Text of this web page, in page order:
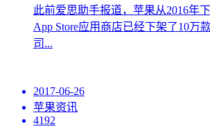
此前爱思助手报道，苹果从2016年
App Store应用商店已经下架了10万
司...
2017-06-26
苹果资讯
4192